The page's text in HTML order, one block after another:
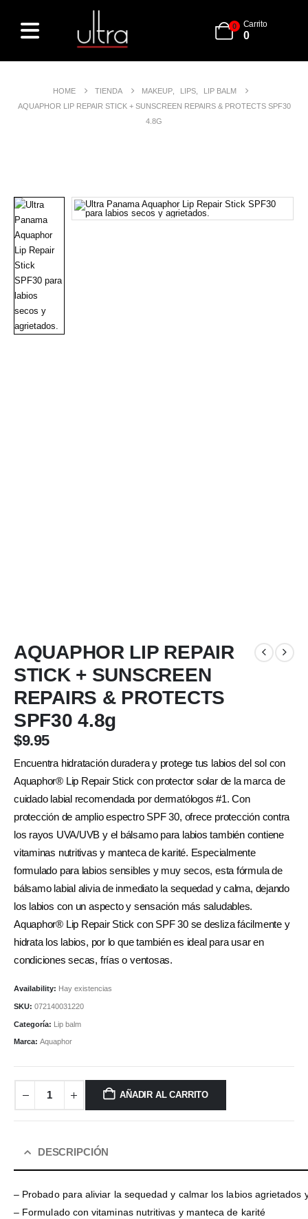
0 Carrito
0
HOME TIENDA MAKEUP, LIPS,
LIP BALM
AQUAPHOR LIP REPAIR STICK + SUNSCREEN REPAIRS & PROTECTS SPF30
4.8G
AQUAPHOR LIP REPAIR
STICK + SUNSCREEN
REPAIRS & PROTECTS
SPF30 4.8g
$9.95
Encuentra hidratación duradera y protege tus labios del sol con
Aquaphor® Lip Repair Stick con protector solar de la marca de
cuidado labial recomendada por dermatólogos #1. Con
protección de amplio espectro SPF 30, ofrece protección contra
los rayos UVA/UVB y el bálsamo para labios también contiene
vitaminas nutritivas y manteca de karité. Especialmente
formulado para labios sensibles y muy secos, esta fórmula de
bálsamo labial alivia de inmediato la sequedad y calma, dejando
los labios con un aspecto y sensación más saludables.
Aquaphor® Lip Repair Stick con SPF 30 se desliza fácilmente y
hidrata los labios, por lo que también es ideal para usar en
condiciones secas, frías o ventosas.
Availability: Hay existencias
SKU: 072140031220
Categoría: Lip balm
Marca: Aquaphor
AÑADIR AL CARRITO
DESCRIPCIÓN
– Probado para aliviar la sequedad y calmar los labios agrietados
– Formulado con vitaminas nutritivas y manteca de karité